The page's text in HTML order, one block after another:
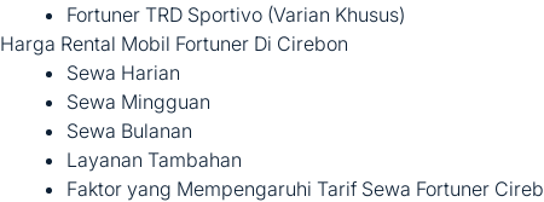
Fortuner TRD Sportivo (Varian Khusus)
Harga Rental Mobil Fortuner Di Cirebon
Sewa Harian
Sewa Mingguan
Sewa Bulanan
Layanan Tambahan
Faktor yang Mempengaruhi Tarif Sewa Fortuner